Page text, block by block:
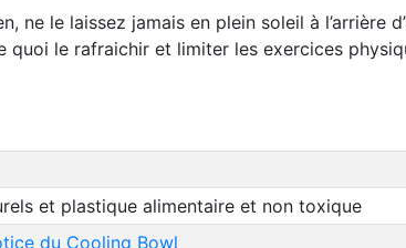
ne le laissez jamais en plein soleil à l’arrière
le rafraichir et limiter les exercices
et plastique alimentaire et non toxique
du Cooling Bowl